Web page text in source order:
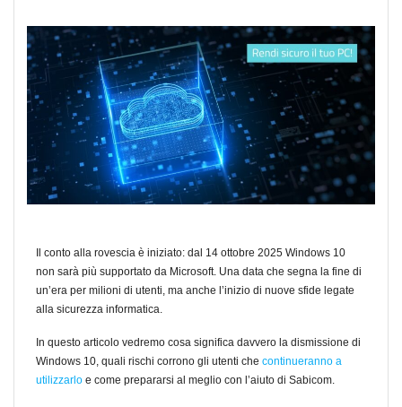
Il conto alla rovescia è iniziato: dal 14 ottobre 2025 Windows 10
non sarà più supportato da Microsoft. Una data che segna la fine di
un’era per milioni di utenti, ma anche l’inizio di nuove sfide legate
alla sicurezza informatica.
In questo articolo vedremo cosa significa davvero la dismissione di
Windows 10, quali rischi corrono gli utenti che continueranno a
utilizzarlo e come prepararsi al meglio con l’aiuto di Sabicom.